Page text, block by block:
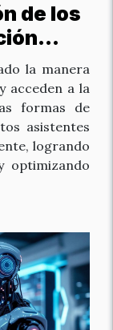
de los
la manera
acceden a la
formas de
asistentes
logrando
optimizando